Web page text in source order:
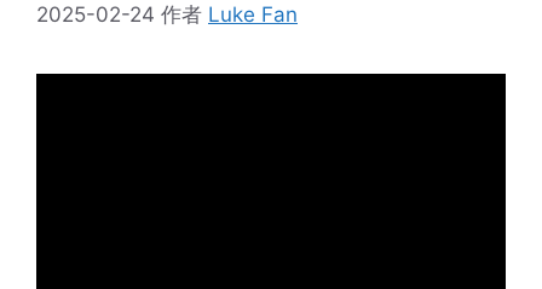
2025-02-24 作者 Luke Fan